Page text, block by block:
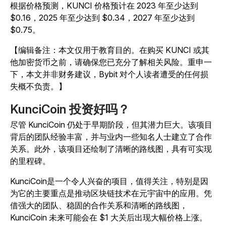
根据价格预测，KUNCI 价格预计在 2023 年至少达到
$0.16，2025 年至少达到 $0.34，2027 年至少达到
$0.75。
【编辑备注：本文仅用于教育目的。在购买 KUNCI 或其
他加密货币之前，请确保您已充分了解相关风险。重申一
下，本文并非财务建议，Bybit 对个人读者遭受的任何损
失概不负责。】
KunciCoin 投资好吗？
尽管 KunciCoin 仍处于早期阶段，但其潜力巨大。该项目
背后的团队经验丰富，并与业内一些知名人士建立了合作
关系。此外，该项目还绘制了清晰的路线图，具有可实现
的里程碑。
KunciCoin是一个令人兴奋的项目，值得关注，特别是因
为它的主要重点是推动区块链技术在元宇宙中的应用。凭
借强大的团队、稳固的合作关系和清晰的路线图，
KunciCoin 未来可能会在 $1 大关后出现大幅价格上涨。